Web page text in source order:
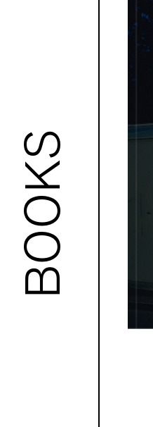
BOOKS